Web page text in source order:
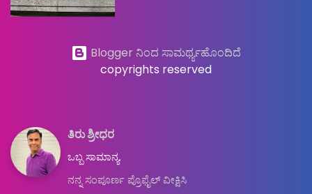
Blogger ನಿಂದ ಸಾಮರ್ಥ್ಯಹೊಂದಿದೆ
copyrights reserved
ತಿರು ಶ್ರೀಧರ
ಒಬ್ಬ ಸಾಮಾನ್ಯ.
ನನ್ನ ಸಂಪೂರ್ಣ ಪ್ರೊಫೈಲ್ ವೀಕ್ಷಿಸಿ